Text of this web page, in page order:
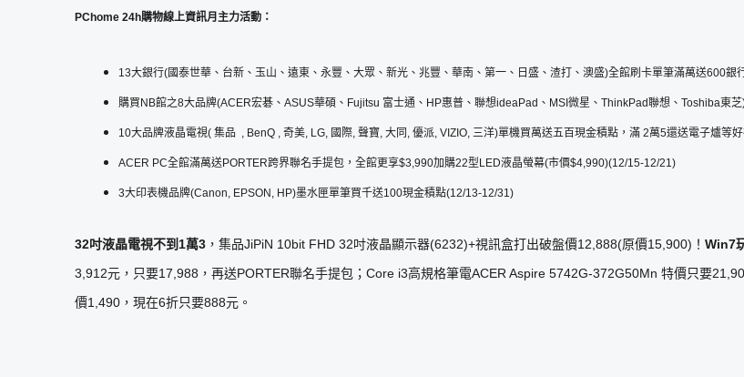
PChome 24h購物線上資訊月主力活動：
13大銀行(國泰世華、台新、玉山、遠東、永豐、大眾、新光、兆豐、華南、第一、日盛、渣打、澳盛)全館刷卡單筆滿萬送600銀
購買NB館之8大品牌(ACER宏碁、ASUS華碩、Fujitsu 富士通、HP惠普、聯想ideaPad、MSI微星、ThinkPad聯想、Toshiba東
10大品牌液晶電視( 集品 , BenQ , 奇美, LG, 國際, 聲寶, 大同, 優派, VIZIO, 三洋)單機買萬送五百現金積點，滿 2萬5還送電子爐等
ACER PC全館滿萬送PORTER跨界聯名手提包，全館更享$3,990加購22型LED液晶螢幕(市價$4,990)(12/15-12/21)
3大印表機品牌(Canon, EPSON, HP)墨水匣單筆買千送100現金積點(12/13-12/31)
32吋液晶電視不到1萬3 ，集品JiPiN 10bit FHD 32吋液晶顯示器(6232)+視訊盒打出破盤價12,888(原價15,900)！ Win7
3,912元，只要17,988，再送PORTER聯名手提包；Core i3高規格筆電ACER Aspire 5742G-372G50Mn 特價只要
價1,490，現在6折只要888元。